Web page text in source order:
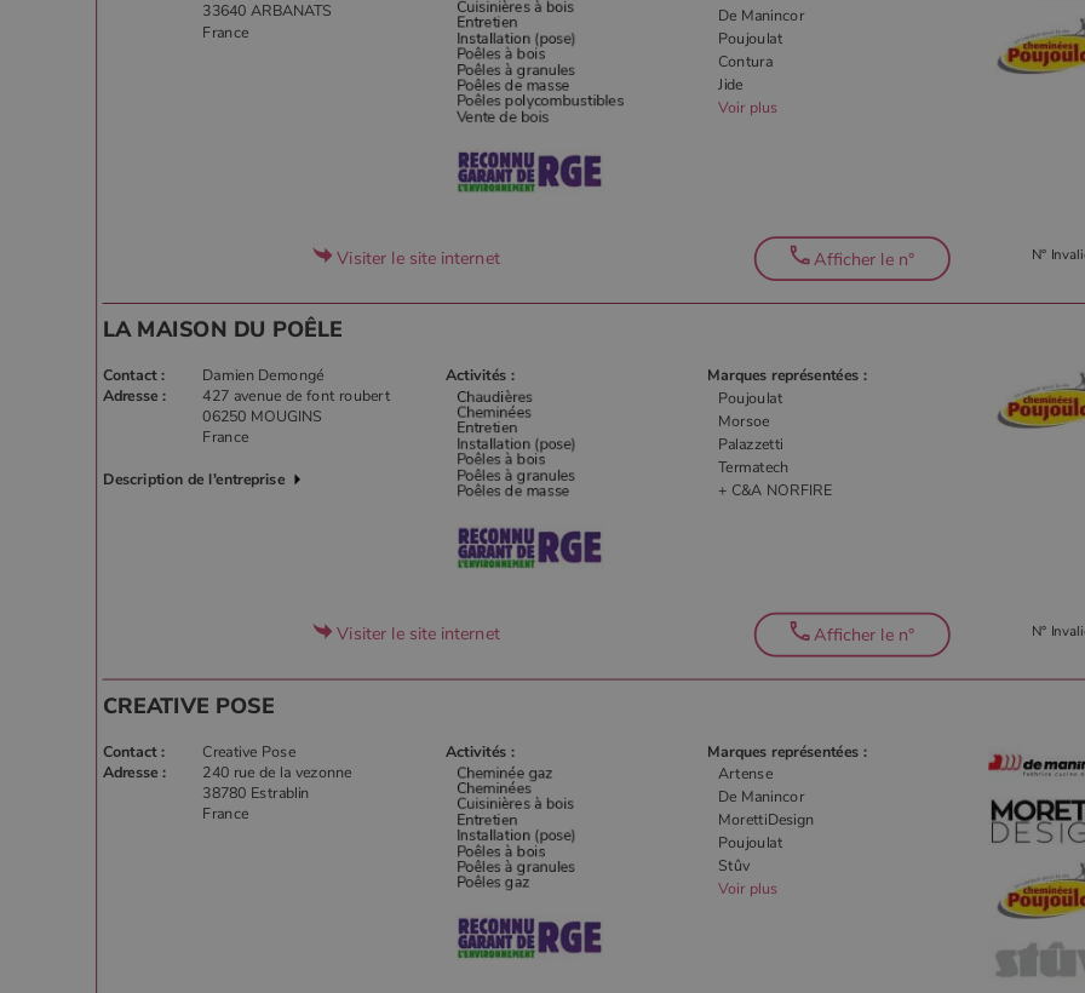
33640 ARBANATS
France
De Manincor
Poujoulat
Contura
Jide
Voir plus
N°
Afficher le n°
Visiter le site internet
LA MAISON DU POÊLE
Contact :
Damien Demongé
Adresse :
427 avenue de font roubert
06250 MOUGINS
France
Description de l'entreprise
Activités : Marques représentées :
Poujoulat
Morsoe
Palazzetti
Termatech
+ C&A NORFIRE
N°
Afficher le n°
Visiter le site internet
CREATIVE POSE
Contact :
Creative Pose
Adresse :
240 rue de la vezonne
38780 Estrablin
France
Activités : Marques représentées :
Artense
De Manincor
MorettiDesign
Poujoulat
Stûv
Voir plus